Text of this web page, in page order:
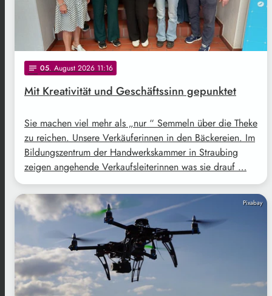
notes 05. August 2026 11:16
Mit Kreativität und Geschäftssinn gepunktet
Sie machen viel mehr als „nur “ Semmeln über die Theke
zu reichen. Unsere Verkäuferinnen in den Bäckereien. Im
Bildungszentrum der Handwerkskammer in Straubing
zeigen angehende Verkaufsleiterinnen was sie drauf …
Pixabay